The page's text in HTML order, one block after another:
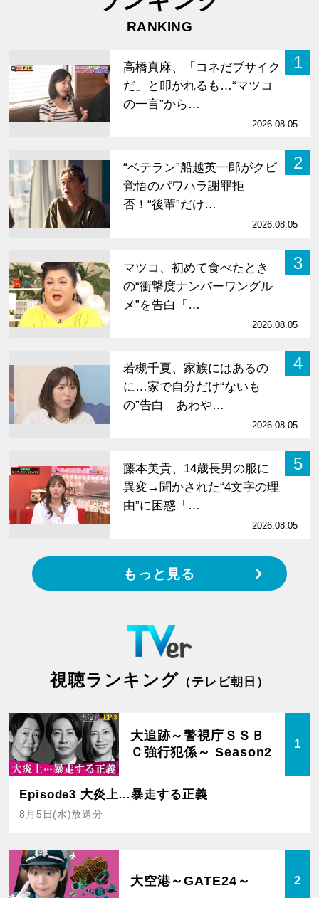
RANKING
1
高橋真麻、「コネだブサイク
だ」と叩かれるも…“マツコ
の一言”から…
2026.08.05
2
“ベテラン”船越英一郎がクビ
覚悟のパワハラ謝罪拒
否！“後輩”だけ…
2026.08.05
3
マツコ、初めて食べたとき
の“衝撃度ナンバーワングル
メ”を告白「…
2026.08.05
4
若槻千夏、家族にはあるの
に…家で自分だけ“ないも
の”告白 あわや…
2026.08.05
5
藤本美貴、14歳長男の服に
異変→聞かされた“4文字の理
由”に困惑「…
2026.08.05
もっと見る
視聴ランキング （テレビ朝日）
大追跡～警視庁ＳＳＢ
Ｃ強行犯係～ Season2
1
Episode3 大炎上…暴走する正義
8月5日(水)放送分
大空港～GATE24～ 2